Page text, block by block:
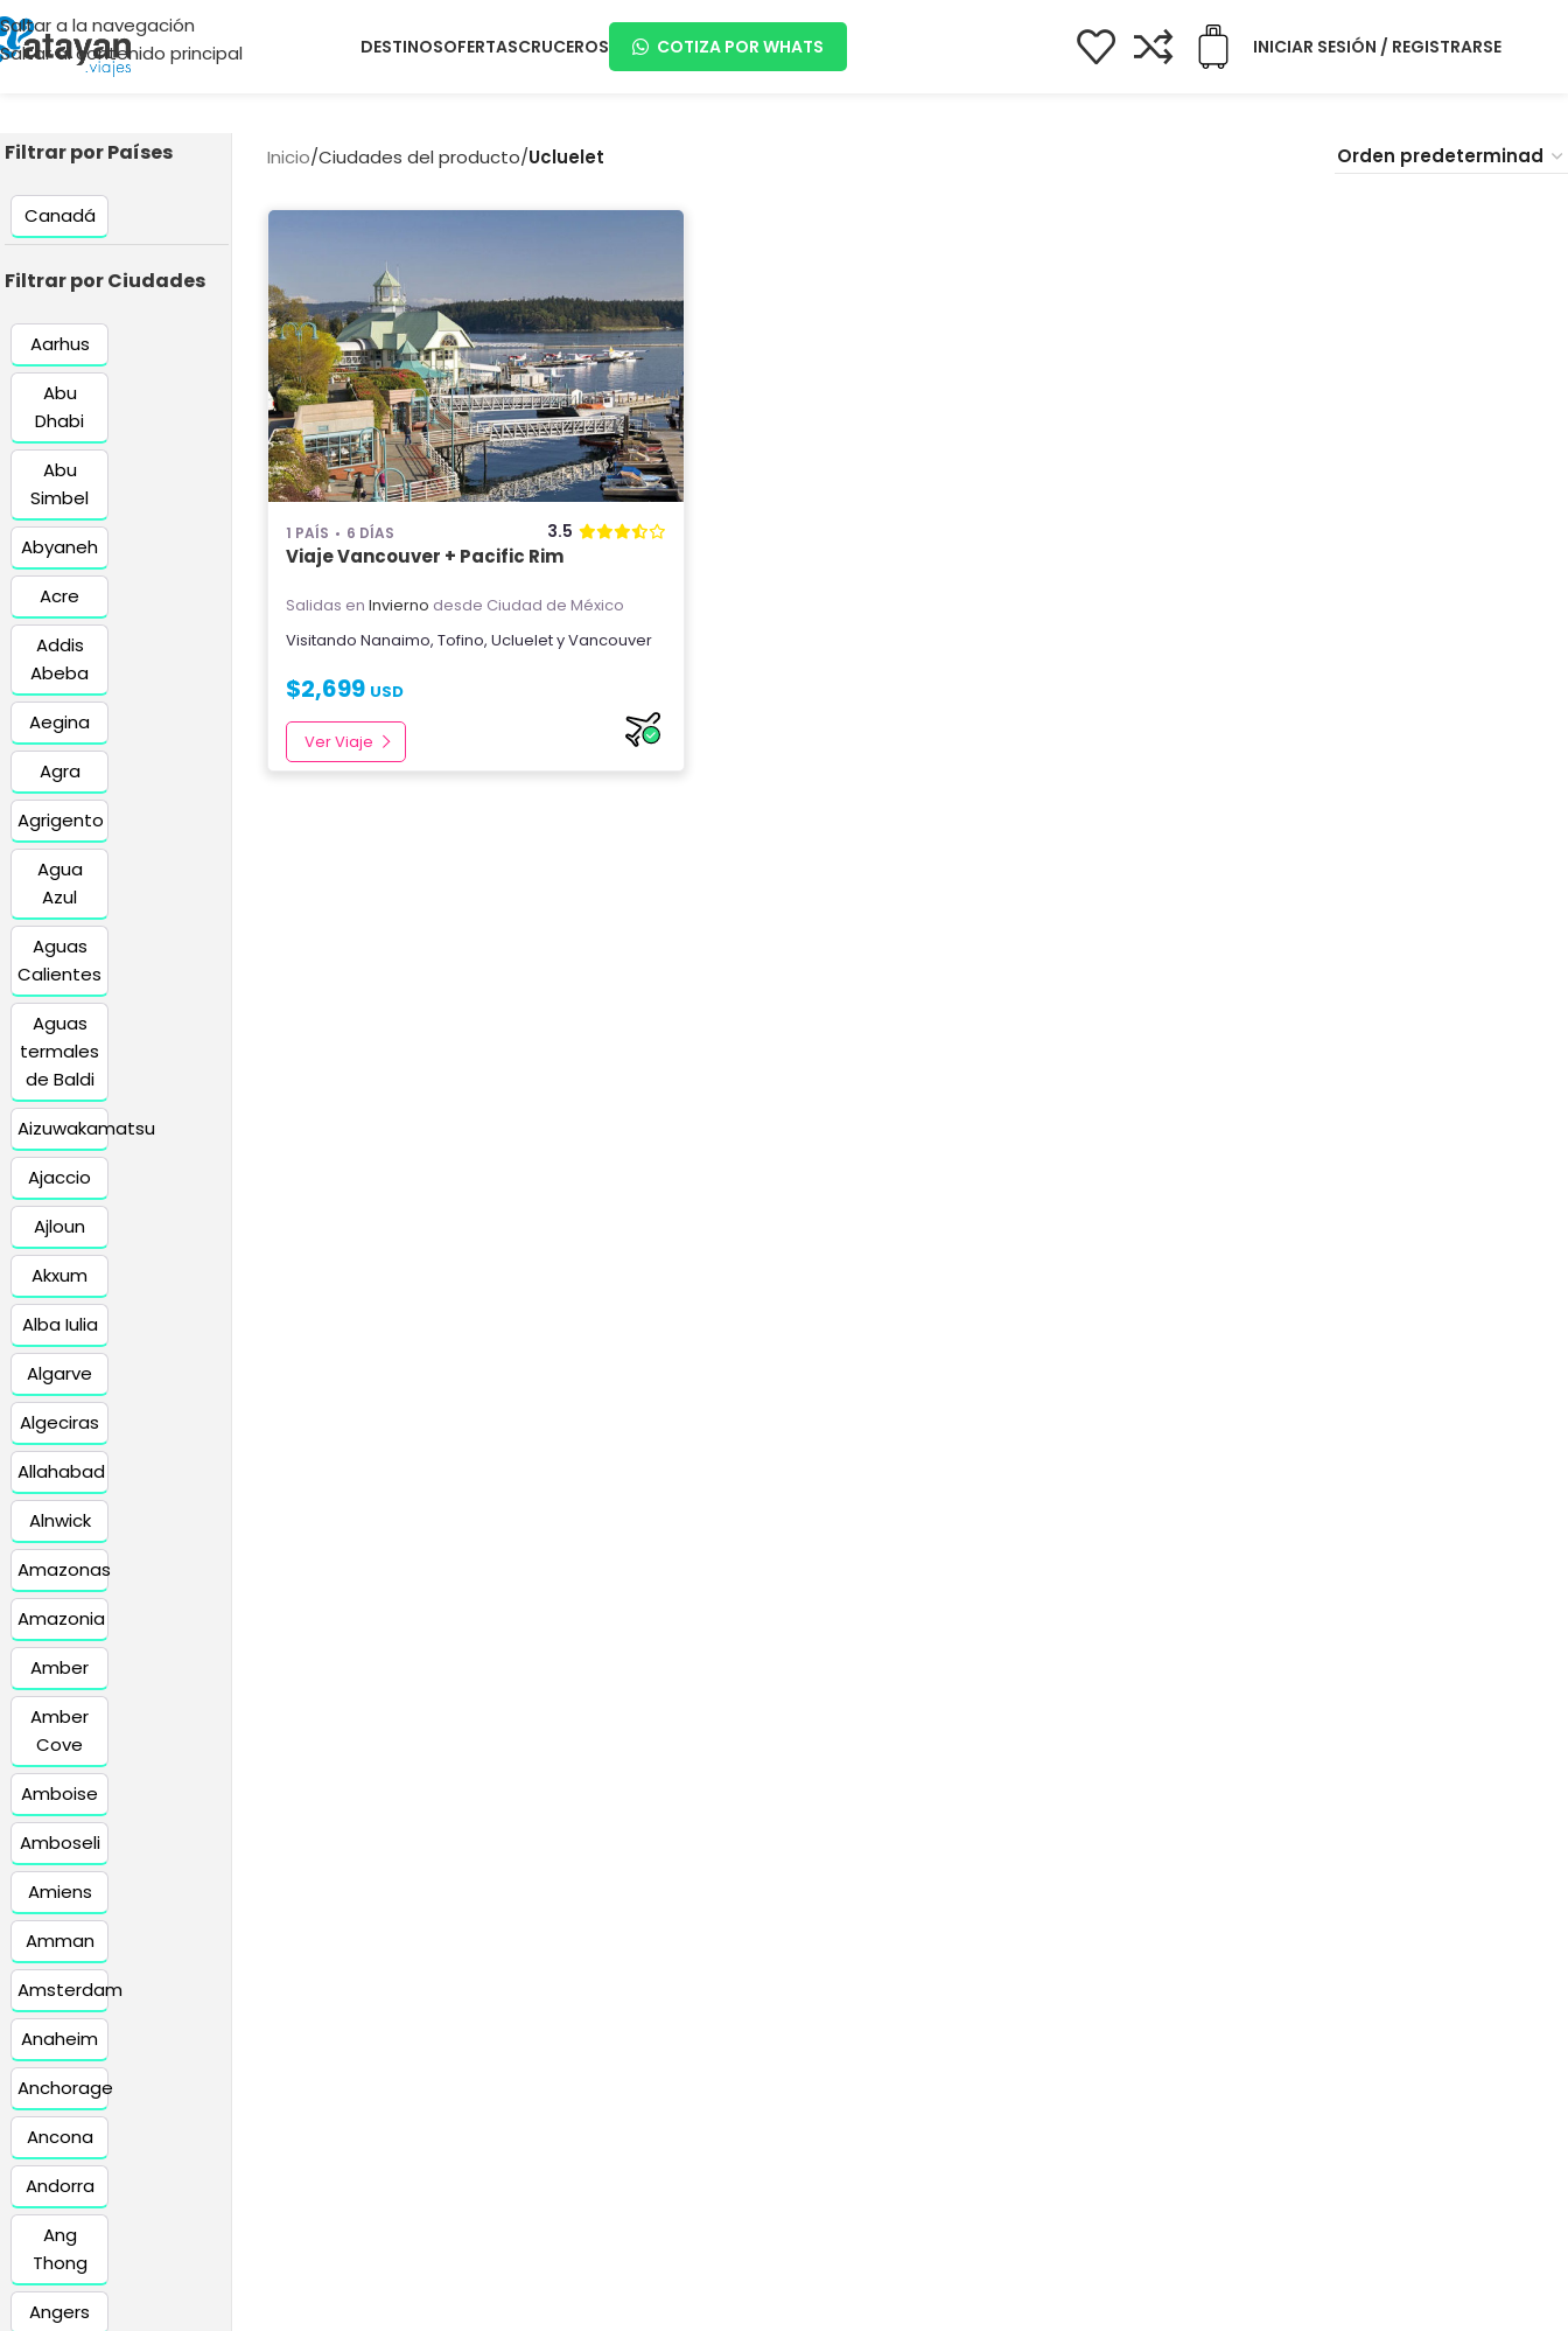
Saltar a la navegación
Saltar al contenido principal
DESTINOSOFERTASCRUCEROS COTIZA POR WHATS INICIAR SESIÓN / REGISTRARSE
Filtrar por Países
Canadá
Filtrar por Ciudades
Aarhus
Abu
Dhabi
Abu
Simbel
Abyaneh
Acre
Addis
Abeba
Aegina
Agra
Agrigento
Agua
Azul
Aguas
Calientes
Aguas
termales
de Baldi
Aizuwakamatsu
Ajaccio
Ajloun
Akxum
Alba Iulia
Algarve
Algeciras
Allahabad
Alnwick
Amazonas
Amazonia
Amber
Amber
Cove
Amboise
Amboseli
Amiens
Amman
Amsterdam
Anaheim
Anchorage
Ancona
Andorra
Ang
Thong
Angers
Inicio/Ciudades del producto/Ucluelet
1 PAÍS 6 DÍAS 3.5
Viaje Vancouver + Pacific Rim
Salidas en Invierno desde Ciudad de México
Visitando Nanaimo, Tofino, UclueletyVancouver
$2,699 USD
Ver Viaje